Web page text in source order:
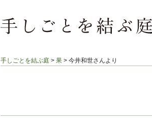
手しごとを結ぶ庭 > 果 > 今井和世さんより